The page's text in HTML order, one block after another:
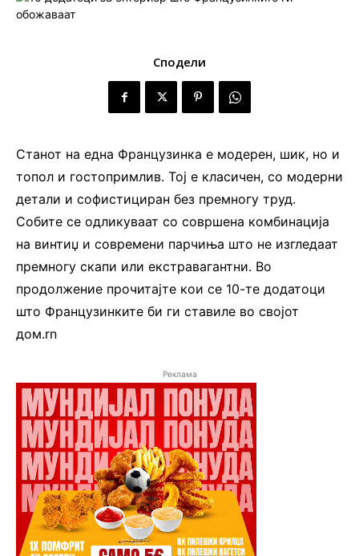
Сподели
Станот на една Французинка е модерен, шик, но и
топол и гостопримлив. Тој е класичен, со модерни
детали и софистициран без премногу труд.
Собите се одликуваат со совршена комбинација
на винтиџ и современи парчиња што не изгледаат
премногу скапи или екстравагантни. Во
продолжение прочитајте кои се 10-те додатоци
што Французинките би ги ставиле во својот
дом.rn
Реклама